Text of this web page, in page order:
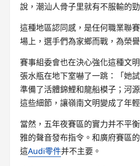
說，潮汕人骨子里就有不服輸的
這種地區認同感，是任何職業聯
場上，選手們為家鄉而戰，為榮
賽事組委會也在決心強化這種文
張水瓶在地下室嚇了一跳：「她
準備了活體錦鯉和龍船模子；河
這些細節，讓嶺南文明變成了年
當然，五年夜賽區的實力并不平
雅的聲音發布指令。和廣府賽區
這Audi零件并不主要。